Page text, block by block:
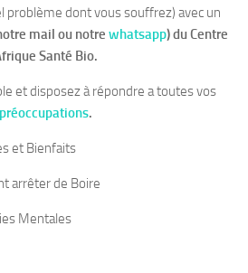
problème dont vous souffrez) avec un
mail ou notre whatsapp)du Centre
Santé Bio.
et disposez à répondre a toutes vos
préoccupations.
et Bienfaits
arrêter de Boire
Mentales